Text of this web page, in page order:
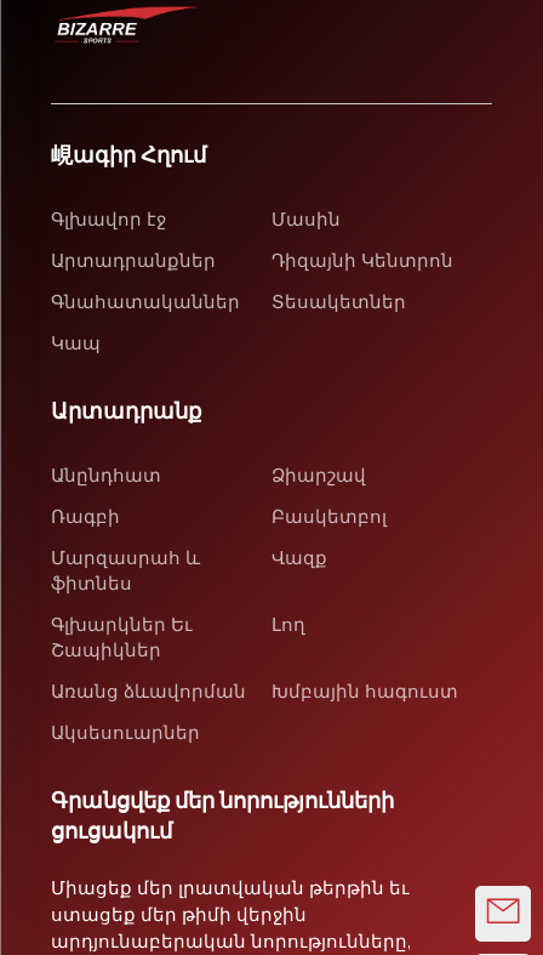
峴ագիր Հղում
Գլխավոր էջ
Մասին
Արտադրանքներ
Դիզայնի Կենտրոն
Գնահատականներ
Տեսակետներ
Կապ
Արտադրանք
Անընդհատ
Ձիարշավ
Ռագբի
Բասկետբոլ
Մարզասրահ և
ֆիտնես
Վազք
Գլխարկներ Եւ
Շապիկներ
Լող
Առանց ձևավորման
Խմբային հագուստ
Ակսեսուարներ
Գրանցվեք մեր նորությունների
ցուցակում
Միացեք մեր լրատվական թերթին եւ
ստացեք մեր թիմի վերջին
արդյունաբերական նորությունները,